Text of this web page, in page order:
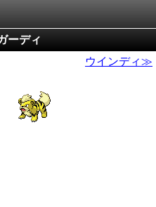
ーディ
ウインディ≫